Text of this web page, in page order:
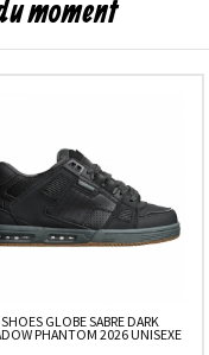
moment
SHOES GLOBE SABRE DARK
PHANTOM 2026 UNISEXE